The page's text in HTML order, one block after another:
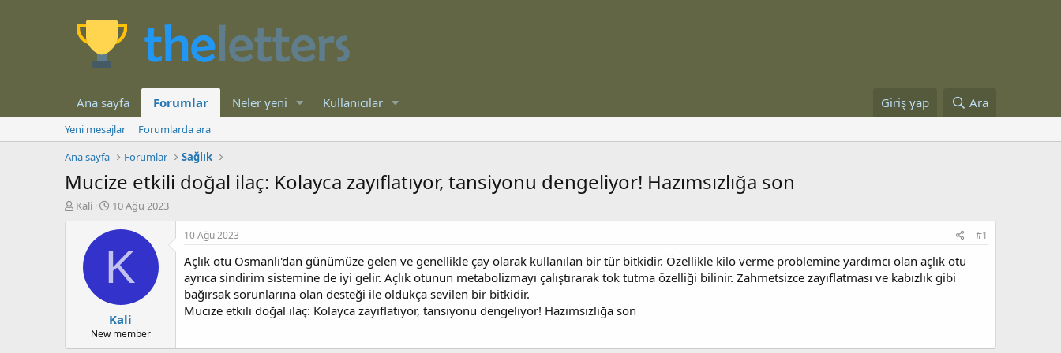
Ana sayfa Forumlar Neler yeni Kullanıcılar Giriş yap Ara
Yeni mesajlar
Forumlarda ara
Ana sayfa
Forumlar Sağlık
Mucize etkili doğal ilaç: Kolayca zayıflatıyor, tansiyonu dengeliyor! Hazımsızlığa son
K
l
Kali
B
ş
a
n
ı
ç
t
a
10 Ağu 2023
K
Kali
New member
10 Ağu 2023 #1
Açlık otu Osmanlı'dan günümüze gelen ve genellikle çay olarak kullanılan bir tür bitkidir. Özellikle kilo verme problemine yardımcı olan açlık otu
ayrıca sindirim sistemine de iyi gelir. Açlık otunun metabolizmayı çalıştırarak tok tutma özelliği bilinir. Zahmetsizce zayıflatması ve kabızlık gibi
bağırsak sorunlarına olan desteği ile oldukça sevilen bir bitkidir.
Mucize etkili doğal ilaç: Kolayca zayıflatıyor, tansiyonu dengeliyor! Hazımsızlığa son